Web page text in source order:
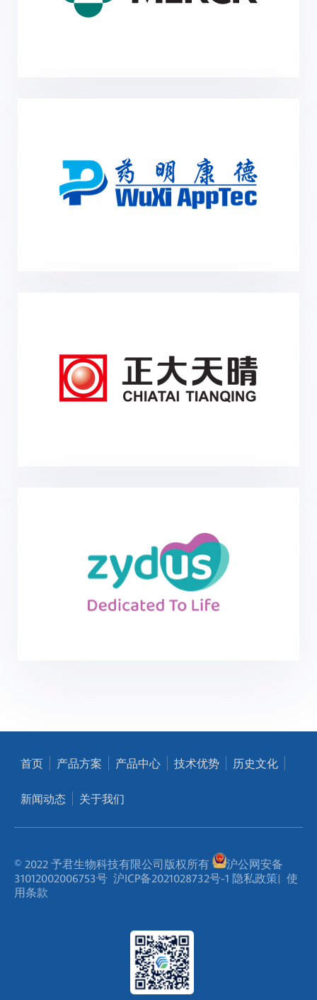
首页 产品方案 产品中心 技术优势 历史文化
新闻动态 关于我们
© 2022 予君生物科技有限公司版权所有
沪公网安备
31012002006753号 沪ICP备2021028732号-1 隐私政策| 使
用条款